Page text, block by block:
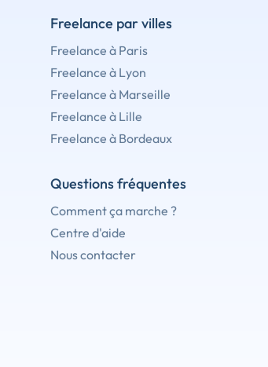
Freelance par villes
Freelance à Paris
Freelance à Lyon
Freelance à Marseille
Freelance à Lille
Freelance à Bordeaux
Questions fréquentes
Comment ça marche ?
Centre d'aide
Nous contacter